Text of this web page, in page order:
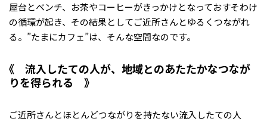
屋台とベンチ、お茶やコーヒーがきっかけとなっておすそわけ
の循環が起き、その結果としてご近所さんとゆるくつながれ
る。”たまにカフェ”は、そんな空間なのです。
流入したての人が、地域とのあたたかなつなが
りを得られる
ご近所さんとほとんどつながりを持たない流入したての人